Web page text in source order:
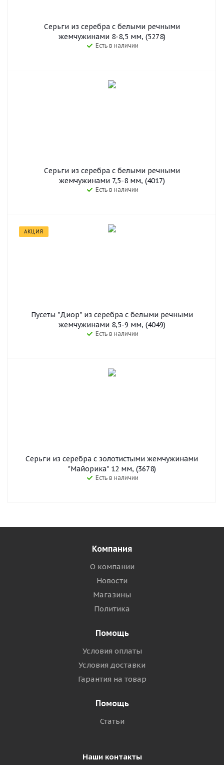
Серьги из серебра c белыми речными
жемчужинами 8-8,5 мм, (5278)
Есть в наличии
Серьги из серебра c белыми речными
жемчужинами 7,5-8 мм, (4017)
Есть в наличии
АКЦИЯ
Пусеты "Диор" из серебра с белыми речными
жемчужинами 8,5-9 мм, (4049)
Есть в наличии
Серьги из серебра с золотистыми жемчужинами
"Майорика" 12 мм, (3678)
Есть в наличии
Компания
О компании
Новости
Магазины
Политика
Помощь
Условия оплаты
Условия доставки
Гарантия на товар
Помощь
Статьи
Наши контакты